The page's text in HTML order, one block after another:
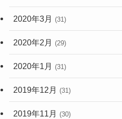
2020年3月 (31)
2020年2月 (29)
2020年1月 (31)
2019年12月 (31)
2019年11月 (30)